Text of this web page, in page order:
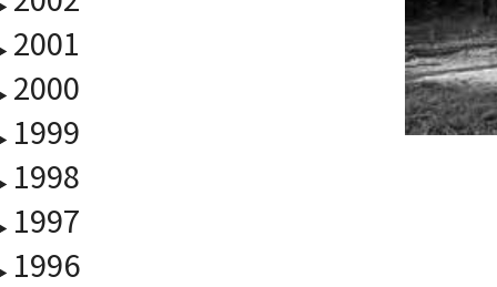
2001
2000
1999
1998
1997
1996